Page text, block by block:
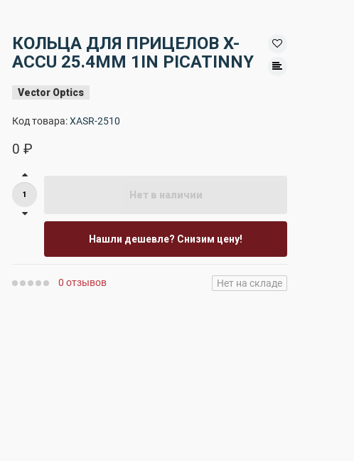
КОЛЬЦА ДЛЯ ПРИЦЕЛОВ X-
ACCU 25.4MM 1IN PICATINNY
Vector Optics
Код товара:XASR-2510
0 ₽
Нет в наличии
Нашли дешевле? Снизим цену!
0 отзывов Нет на складе